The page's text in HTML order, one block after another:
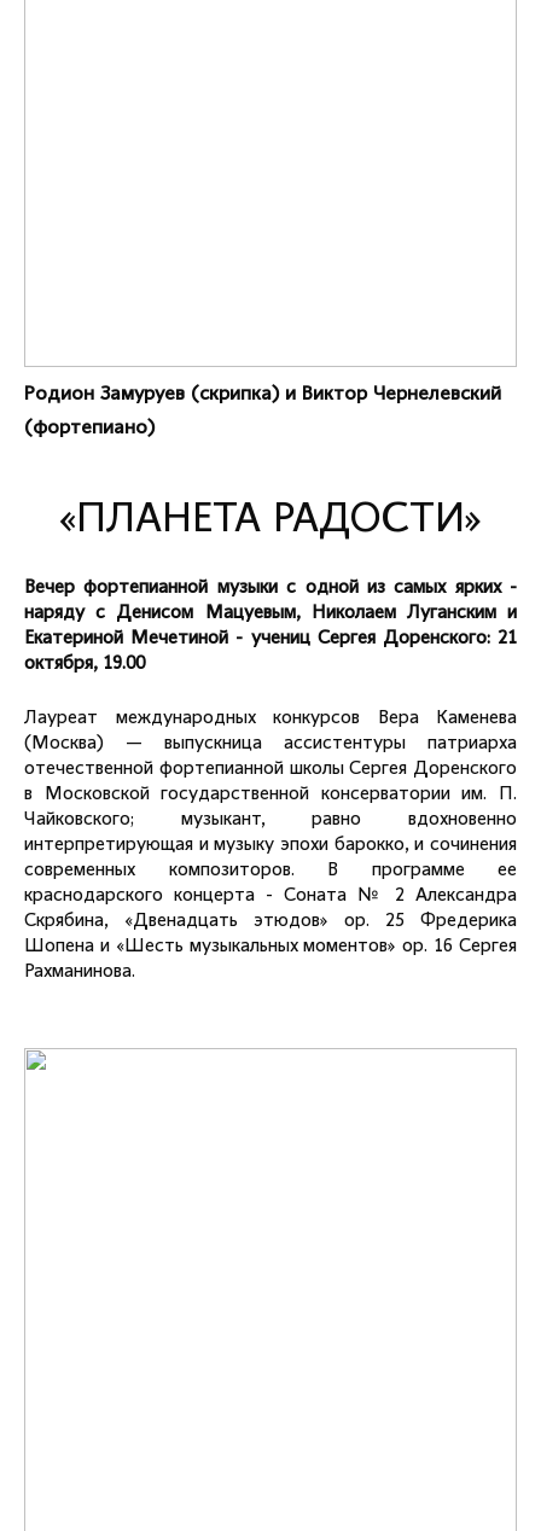
Родион Замуруев (скрипка) и Виктор Чернелевский
(фортепиано)
«ПЛАНЕТА РАДОСТИ»
Вечер фортепианной музыки с одной из самых ярких -
наряду с Денисом Мацуевым, Николаем Луганским и
Екатериной Мечетиной - учениц Сергея Доренского: 21
октября, 19.00
Лауреат международных конкурсов Вера Каменева
(Москва) — выпускница ассистентуры патриарха
отечественной фортепианной школы Сергея Доренского
в Московской государственной консерватории им. П.
Чайковского; музыкант, равно вдохновенно
интерпретирующая и музыку эпохи барокко, и сочинения
современных композиторов. В программе ее
краснодарского концерта - Соната № 2 Александра
Скрябина, «Двенадцать этюдов» op. 25 Фредерика
Шопена и «Шесть музыкальных моментов» op. 16 Сергея
Рахманинова.